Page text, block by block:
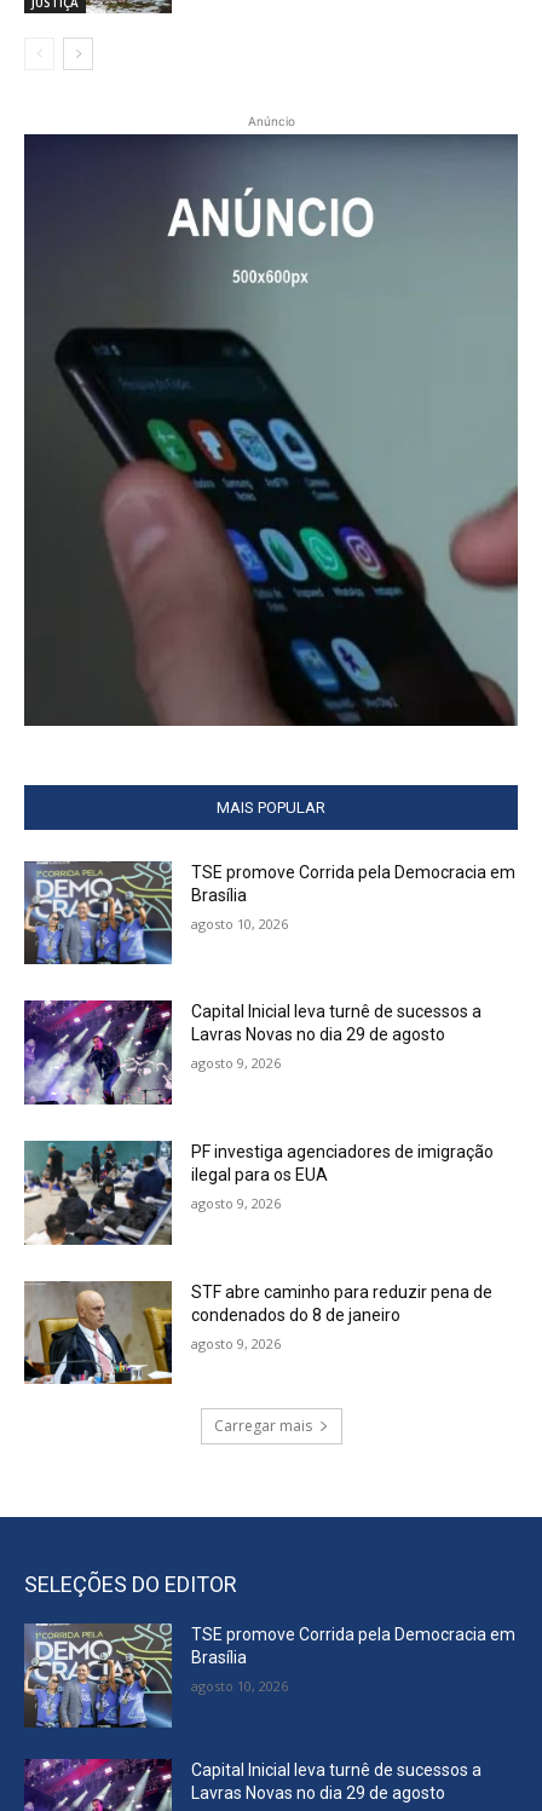
Anúncio
MAIS POPULAR
TSE promove Corrida pela Democracia em
Brasília
agosto 10, 2026
Capital Inicial leva turnê de sucessos a
Lavras Novas no dia 29 de agosto
agosto 9, 2026
PF investiga agenciadores de imigração
ilegal para os EUA
agosto 9, 2026
STF abre caminho para reduzir pena de
condenados do 8 de janeiro
agosto 9, 2026
Carregar mais
SELEÇÕES DO EDITOR
TSE promove Corrida pela Democracia em
Brasília
agosto 10, 2026
Capital Inicial leva turnê de sucessos a
Lavras Novas no dia 29 de agosto